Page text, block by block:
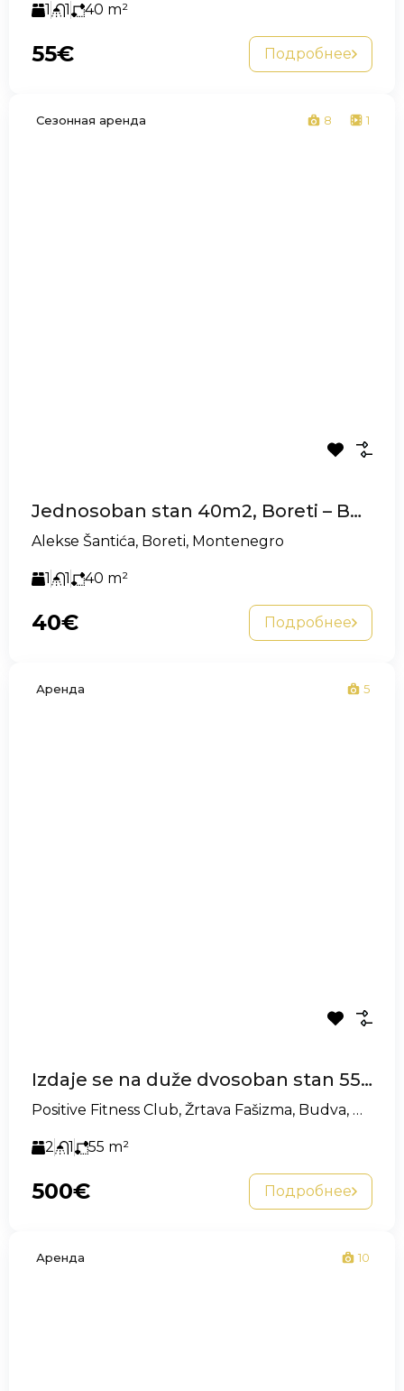
1 1 40 m²
55€ Подробнее
Сезонная аренда 8 1
Jednosoban stan 40m2, Boreti – Budva
Alekse Šantića, Boreti, Montenegro
1 1 40 m²
40€ Подробнее
Аренда 5
Izdaje se na duže dvosoban stan 55m2, kod HDL-a – Budva
Positive Fitness Club, Žrtava Fašizma, Budva, Montenegro
2 1 55 m²
500€ Подробнее
Аренда 10